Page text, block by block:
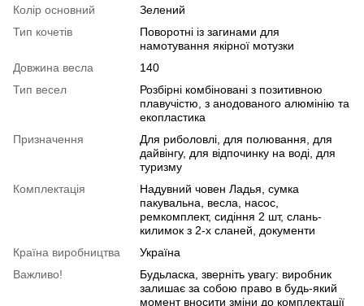
Колір основний
Зелений
Тип кочетiв
Поворотні із загинами для
намотування якірної мотузки
Довжина весла
140
Тип весел
Розбірні комбіновані з позитивною
плавучістю, з анодованого алюмінію та
екопластика
Призначення
Для риболовлі, для полювання, для
дайвінгу, для відпочинку на воді, для
туризму
Комплектація
Надувний човен Ладья, сумка
пакувальна, весла, насос,
ремкомплект, сидіння 2 шт, слань-
килимок з 2-х сланей, документи
Країна виробництва
Україна
Важливо!
Будьласка, зверніть увагу: виробник
залишає за собою право в будь-який
момент вносити зміни до комплектації